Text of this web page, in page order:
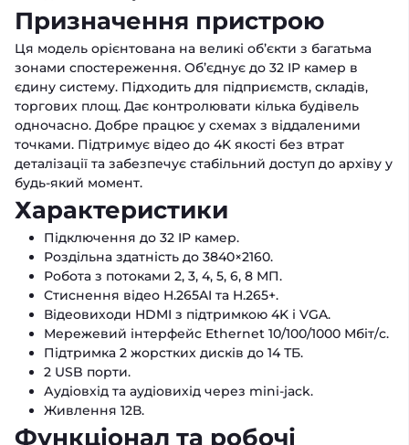
Призначення пристрою
Ця модель орієнтована на великі об’єкти з багатьма
зонами спостереження. Об’єднує до 32 IP камер в
єдину систему. Підходить для підприємств, складів,
торгових площ. Дає контролювати кілька будівель
одночасно. Добре працює у схемах з віддаленими
точками. Підтримує відео до 4K якості без втрат
деталізації та забезпечує стабільний доступ до архіву у
будь-який момент.
Характеристики
Підключення до 32 IP камер.
Роздільна здатність до 3840×2160.
Робота з потоками 2, 3, 4, 5, 6, 8 МП.
Стиснення відео H.265AI та H.265+.
Відеовиходи HDMI з підтримкою 4K і VGA.
Мережевий інтерфейс Ethernet 10/100/1000 Мбіт/с.
Підтримка 2 жорстких дисків до 14 ТБ.
2 USB порти.
Аудіовхід та аудіовихід через mini-jack.
Живлення 12В.
Функціонал та робочі